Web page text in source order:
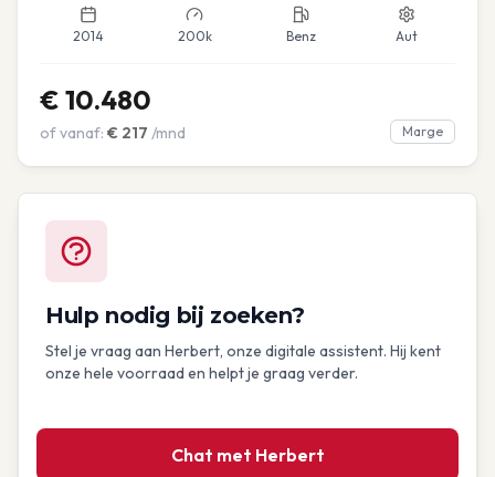
2014 200k Benz Aut
€ 10.480
of vanaf: € 217 /mnd Marge
Hulp nodig bij zoeken?
Stel je vraag aan Herbert, onze digitale assistent. Hij kent
onze hele voorraad en helpt je graag verder.
Chat met Herbert